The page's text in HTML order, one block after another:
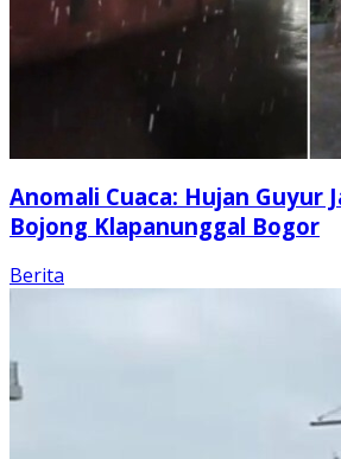
Anomali Cuaca: Hujan Guyur
Bojong Klapanunggal Bogor
Berita